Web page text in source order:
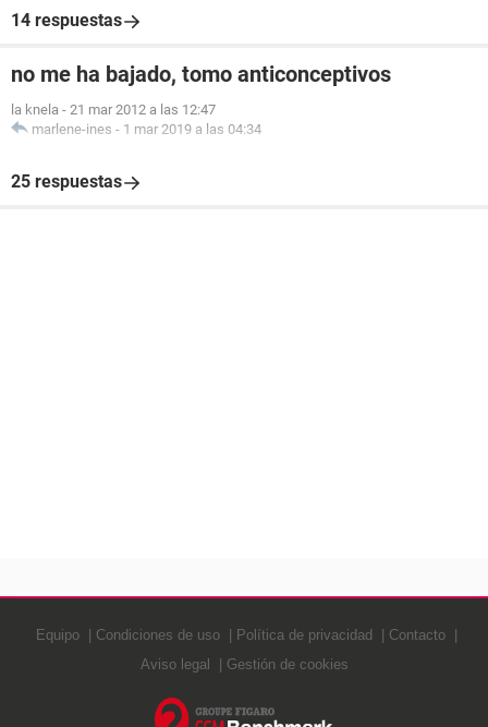
14 respuestas
no me ha bajado, tomo anticonceptivos
la knela - 21 mar 2012 a las 12:47
marlene-ines - 1 mar 2019 a las 04:34
25 respuestas
Equipo Condiciones de uso Política de privacidad
Contacto
Aviso legal
Gestión de cookies